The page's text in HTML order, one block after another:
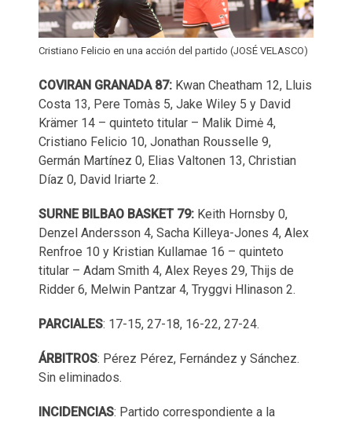
Cristiano Felicio en una acción del partido (JOSÉ VELASCO)
COVIRAN GRANADA 87: Kwan Cheatham 12, Lluis
Costa 13, Pere Tomàs 5, Jake Wiley 5 y David
Krämer 14 – quinteto titular – Malik Dimė 4,
Cristiano Felicio 10, Jonathan Rousselle 9,
Germán Martínez 0, Elias Valtonen 13, Christian
Díaz 0, David Iriarte 2.
SURNE BILBAO BASKET 79: Keith Hornsby 0,
Denzel Andersson 4, Sacha Killeya-Jones 4, Alex
Renfroe 10 y Kristian Kullamae 16 – quinteto
titular – Adam Smith 4, Alex Reyes 29, Thijs de
Ridder 6, Melwin Pantzar 4, Tryggvi Hlinason 2.
PARCIALES: 17-15, 27-18, 16-22, 27-24.
ÁRBITROS: Pérez Pérez, Fernández y Sánchez.
Sin eliminados.
INCIDENCIAS: Partido correspondiente a la